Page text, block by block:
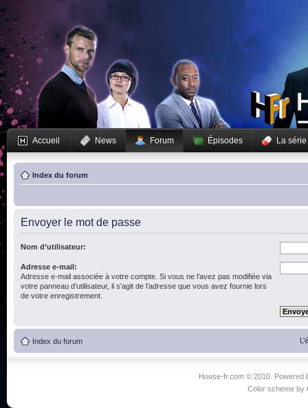
Accueil News Forum Épisodes La série
Index du forum
Envoyer le mot de passe
Nom d’utilisateur:
Adresse e-mail:
Adresse e-mail associée à votre compte. Si vous ne l’avez pas modifiée via
votre panneau d’utilisateur, il s’agit de l’adresse que vous avez fournie lors
de votre enregistrement.
Index du forum
House-fr.com © 2010. Powered
Color scheme by